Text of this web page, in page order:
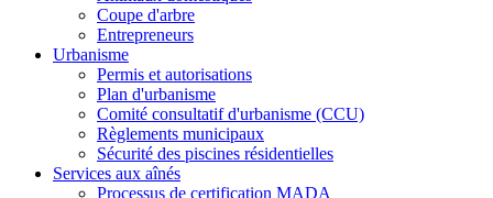
Coupe d'arbre
Entrepreneurs
Urbanisme
Permis et autorisations
Plan d'urbanisme
Comité consultatif d'urbanisme (CCU)
Règlements municipaux
Sécurité des piscines résidentielles
Services aux aînés
Processus de certification MADA